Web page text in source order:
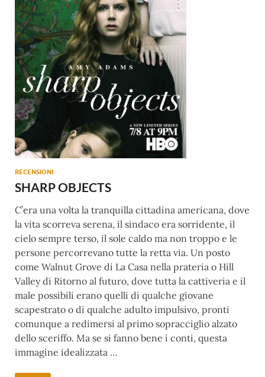
RECENSIONI
SHARP OBJECTS
C’era una volta la tranquilla cittadina americana, dove
la vita scorreva serena, il sindaco era sorridente, il
cielo sempre terso, il sole caldo ma non troppo e le
persone percorrevano tutte la retta via. Un posto
come Walnut Grove di La Casa nella prateria o Hill
Valley di Ritorno al futuro, dove tutta la cattiveria e il
male possibili erano quelli di qualche giovane
scapestrato o di qualche adulto impulsivo, pronti
comunque a redimersi al primo sopracciglio alzato
dello sceriffo. Ma se si fanno bene i conti, questa
immagine idealizzata …